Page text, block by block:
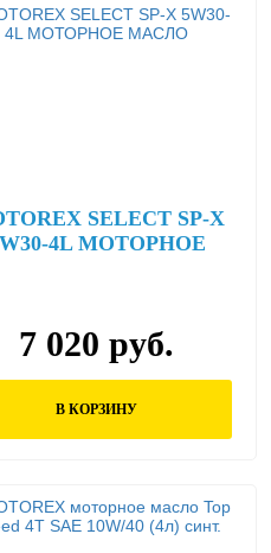
SELECT SP-X
4L МОТОРНОЕ
7 020 руб.
В КОРЗИНУ